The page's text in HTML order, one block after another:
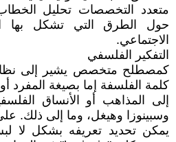
متعدد التخصصات تحليل
حول الطرق التي تشكل بها
الاجتماعي.
التفكير الفلسفي
كمصطلح متخصص يشير إلى
كلمة الفلسفة إما بصيغة المفرد
إلى المذاهب أو الأنساق
وسبينوزا وهيغل، وما إلى ذلك.
يمكن تحديد تعريفه بشكل لا